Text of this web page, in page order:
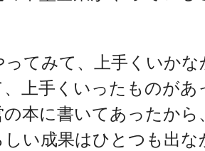
ってみて、上手くいか
上手くいったものが
本に書いてあったから、
い成果はひとつも出